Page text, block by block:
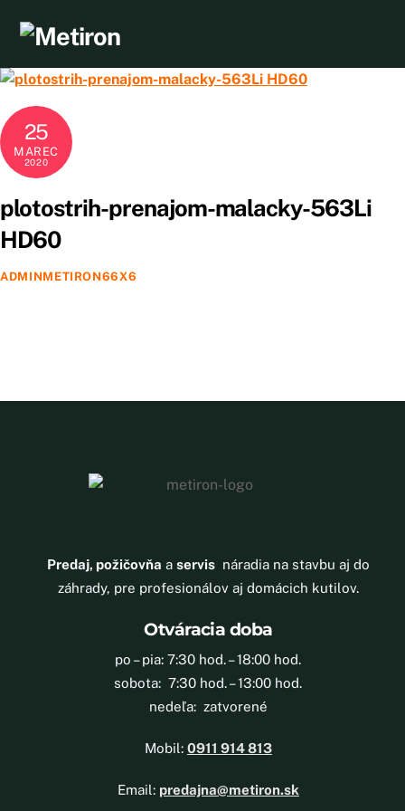
25
MAREC
2020
plotostrih-prenajom-malacky-563Li
HD60
ADMINMETIRON66X6
Predaj, požičovňa a servisnáradia na stavbu aj do
záhrady, pre profesionálov aj domácich kutilov.
Otváracia doba
po – pia: 7:30 hod. – 18:00 hod.
sobota: 7:30 hod. – 13:00 hod.
nedeľa: zatvorené
Mobil: 0911 914 813
Email: predajna@metiron.sk